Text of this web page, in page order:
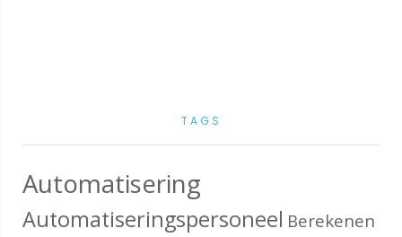
TAGS
Automatisering
Automatiseringspersoneel Berekenen